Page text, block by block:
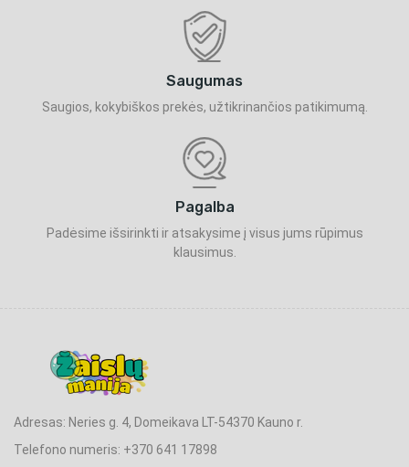
Saugumas
Saugios, kokybiškos prekės, užtikrinančios patikimumą.
Pagalba
Padėsime išsirinkti ir atsakysime į visus jums rūpimus
klausimus.
Adresas: Neries g. 4, Domeikava LT-54370 Kauno r.
Telefono numeris: +370 641 17898